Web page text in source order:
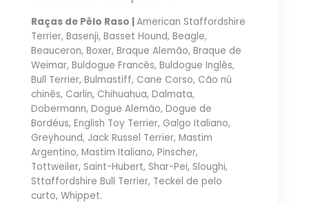
Raças de Pêlo Raso |American Staffordshire
Terrier, Basenji, Basset Hound, Beagle,
Beauceron, Boxer, Braque Alemão, Braque de
Weimar, Buldogue Francês, Buldogue Inglês,
Bull Terrier, Bulmastiff, Cane Corso, Cão nú
chinês, Carlin, Chihuahua, Dalmata,
Dobermann, Dogue Alemão, Dogue de
Bordéus, English Toy Terrier, Galgo Italiano,
Greyhound, Jack Russel Terrier, Mastim
Argentino, Mastim Italiano, Pinscher,
Tottweiler, Saint-Hubert, Shar-Pei, Sloughi,
Sttaffordshire Bull Terrier, Teckel de pelo
curto, Whippet.